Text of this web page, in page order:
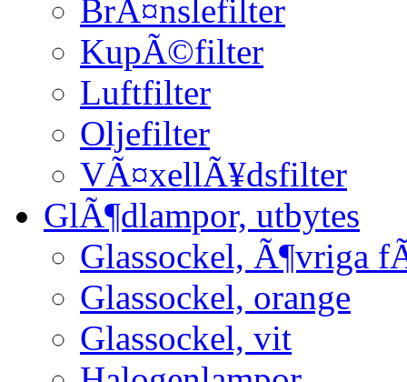
BrÃ¤nslefilter
KupÃ©filter
Luftfilter
Oljefilter
VÃ¤xellÃ¥dsfilter
GlÃ¶dlampor, utbytes
Glassockel, Ã¶vriga
Glassockel, orange
Glassockel, vit